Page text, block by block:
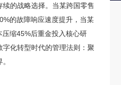
的战略选择。当某跨国零售
的故障响应速度提升，当某
缩45%后重金投入核心研
化转型时代的管理法则：聚